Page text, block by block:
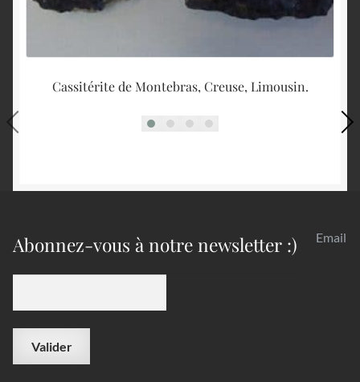
Cassitérite de Montebras, Creuse, Limousin.
Abonnez-vous à notre newsletter :) Email